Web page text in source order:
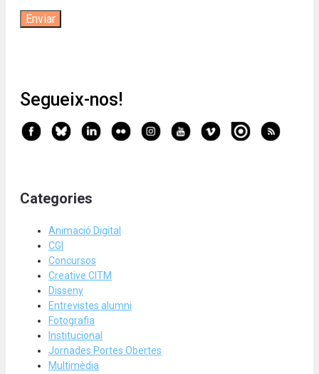
Segueix-nos!
Categories
Animació Digital
CGI
Concursos
Creative CITM
Disseny
Entrevistes alumni
Fotografia
Institucional
Jornades Portes Obertes
Multimèdia